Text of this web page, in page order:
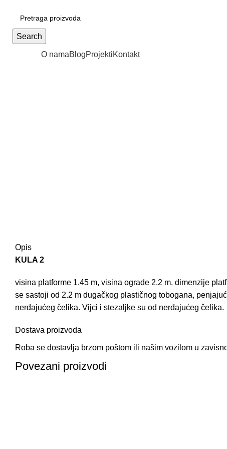
Search
O namaBlogProjektiKontakt
Opis
KULA 2
visina platforme 1.45 m, visina ograde 2.2 m. dimenzije
se sastoji od 2.2 m dugačkog plastičnog tobogana,
nerđajućeg čelika. Vijci i stezaljke su od nerđajućeg čelika.
Dostava proizvoda
Roba se dostavlja brzom poštom ili našim vozilom u
Povezani proizvodi